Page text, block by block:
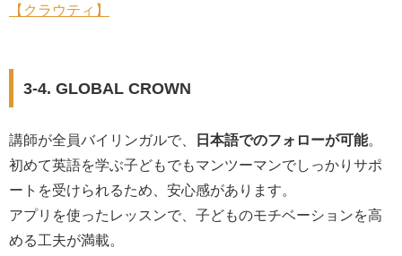
【クラウティ】
3-4. GLOBAL CROWN
講師が全員バイリンガルで、 日本語でのフォローが可能。
初めて英語を学ぶ子どもでもマンツーマンでしっかりサポ
ートを受けられるため、安心感があります。
アプリを使ったレッスンで、子どものモチベーションを高
める工夫が満載。